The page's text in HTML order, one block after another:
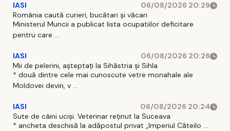
IASI
06/08/2026 20:29
România caută curieri, bucătari și văcari
Ministerul Muncii a publicat lista ocupatiilor deficitare
pentru care ...
IASI
06/08/2026 20:26
Mii de pelerini, așteptați la Sihăstria și Sihla
* două dintre cele mai cunoscute vetre monahale ale
Moldovei devin, v ...
IASI
06/08/2026 20:24
Sute de câini uciși. Veterinar reținut la Suceava
* ancheta deschisă la adăpostul privat „Imperiul Căteilo ...